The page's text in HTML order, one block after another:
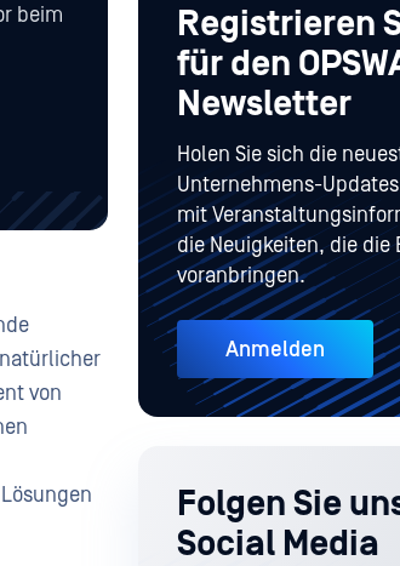
beim
von
Registrieren
für den
Newsletter
Holen Sie sich die
Unternehmens-
mit
die Neuigkeiten, die die
voranbringen.
Anmelden
Folgen Sie
Social Media